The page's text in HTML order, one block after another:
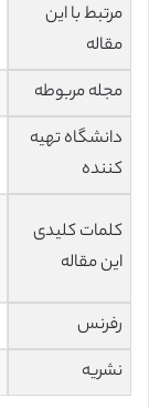
مرتبط با این
مقاله
مجله مربوطه
دانشگاه تهیه
کننده
کلمات کلیدی
این مقاله
رفرنس
نشریه